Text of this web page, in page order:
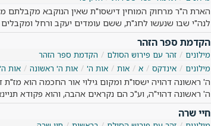
הארת ה"ר מרחוק המוחין דישסו"ת שאין הנוקבא מקבלתם
לנה"י שבו שנעשו לחג"ת, ששם עומדים יעקב ורחל
הקדמת ספר הזהר
מילונים זהר עם פירוש הסולם
הקדמת ספר הזהר
מילונים
אינדקס א אות אות ה' אות ה' ראשונה אות
ה' ראשונה דהויה ישסו"ת ומקום גילוי אור החכמה הוא
ה' ראשונה דהוי"ה, וע"כ הם נקראים אהבה, והוא פקודא
חיי שרה